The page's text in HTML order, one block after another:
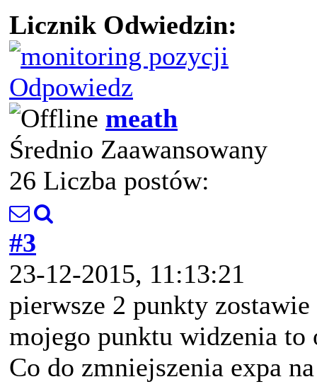
Licznik Odwiedzin:
Odpowiedz
meath
Średnio Zaawansowany
26 Liczba postów:
#3
23-12-2015, 11:13:21
pierwsze 2 punkty
mojego punktu widzenia to
Co do zmniejszenia expa